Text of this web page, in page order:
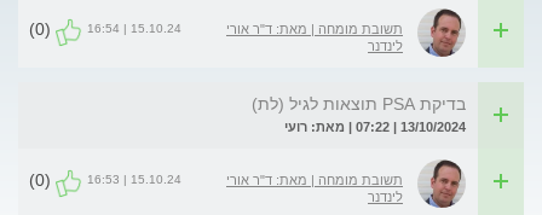
תשובת מומחה | מאת: ד"ר אורי
לינדנר
15.10.24 | 16:54
(0)
בדיקת PSA תוצאות לגיל (לת)
13/10/2024 | 07:22 | מאת: רועי
תשובת מומחה | מאת: ד"ר אורי
לינדנר
15.10.24 | 16:53
(0)